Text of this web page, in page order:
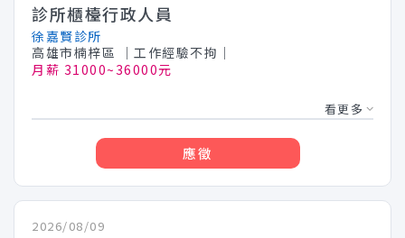
診所櫃檯行政人員
徐嘉賢診所
高雄市楠梓區
│工作經驗不拘│
月薪 31000~36000元
看更多
應徵
2026/08/09